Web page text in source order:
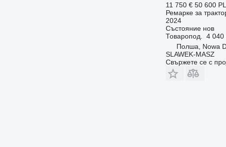
11 750 € 50 600
Ремарке за
2024
Състояниенов
Товаропод.
4 040
Полша, Nowa
SLAWEK-MASZ
Свържете се с